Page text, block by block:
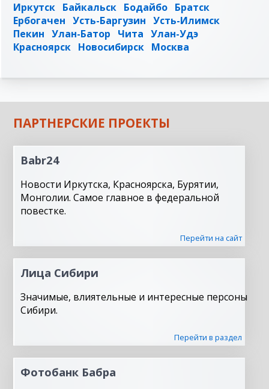
Иркутск Байкальск Бодайбо Братск
Ербогачен Усть-Баргузин Усть-Илимск
Пекин Улан-Батор Чита Улан-Удэ
Красноярск Новосибирск Москва
ПАРТНЕРСКИЕ ПРОЕКТЫ
Babr24
Новости Иркутска, Красноярска, Бурятии,
Монголии. Самое главное в федеральной
повестке.
Перейти на сайт
Лица Сибири
Значимые, влиятельные и интересные персоны
Сибири.
Перейти в раздел
Фотобанк Бабра